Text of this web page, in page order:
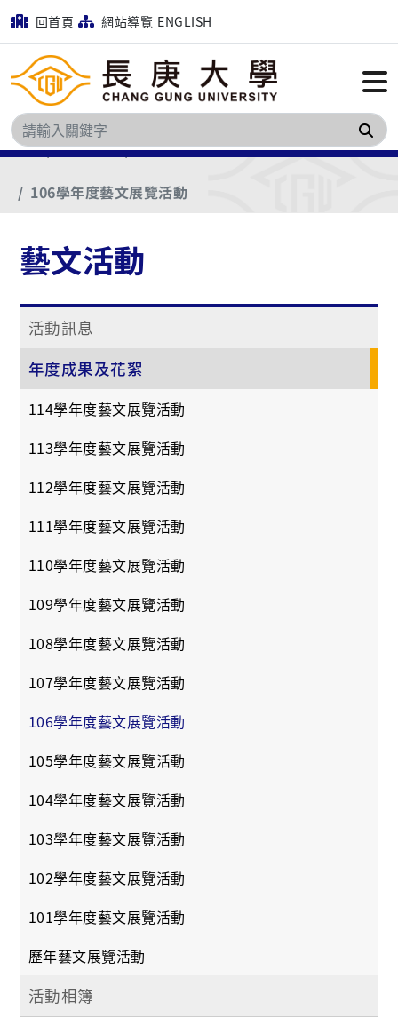
回首頁 網站導覽 ENGLISH
搜
首頁
藝文活動
年度成果及花絮
106學年度藝文展覽活動
藝文活動
活動訊息
年度成果及花絮
114學年度藝文展覽活動
113學年度藝文展覽活動
112學年度藝文展覽活動
111學年度藝文展覽活動
110學年度藝文展覽活動
109學年度藝文展覽活動
108學年度藝文展覽活動
107學年度藝文展覽活動
106學年度藝文展覽活動
105學年度藝文展覽活動
104學年度藝文展覽活動
103學年度藝文展覽活動
102學年度藝文展覽活動
101學年度藝文展覽活動
歷年藝文展覽活動
活動相簿